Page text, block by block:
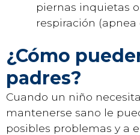
piernas inquietas
respiración (apnea
¿Cómo
padres?
Cuando un niño
mantenerse sano le
posibles problemas y a